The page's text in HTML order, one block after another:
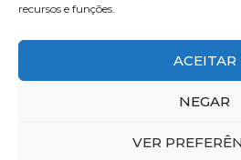
recursos e funções.
ACEITAR
NEGAR
VER
Deixe-nos a sua